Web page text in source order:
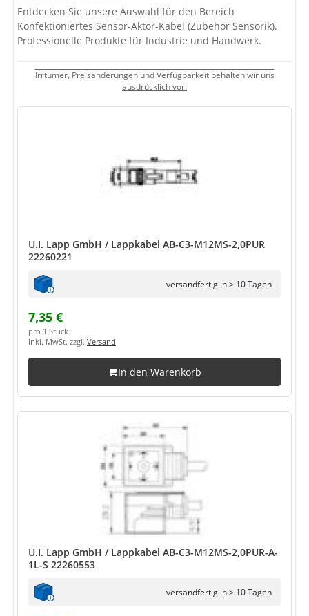
Entdecken Sie unsere Auswahl für den Bereich
Konfektioniertes Sensor-Aktor-Kabel (Zubehör Sensorik).
Professionelle Produkte für Industrie und Handwerk.
Irrtümer, Preisänderungen und Verfügbarkeit behalten wir uns
ausdrücklich vor!
U.I. Lapp GmbH / Lappkabel AB-C3-M12MS-2,0PUR
22260221
versandfertig in > 10 Tagen
7,35 €
pro 1 Stück
inkl. MwSt. zzgl. Versand
In den Warenkorb
U.I. Lapp GmbH / Lappkabel AB-C3-M12MS-2,0PUR-A-
1L-S 22260553
versandfertig in > 10 Tagen